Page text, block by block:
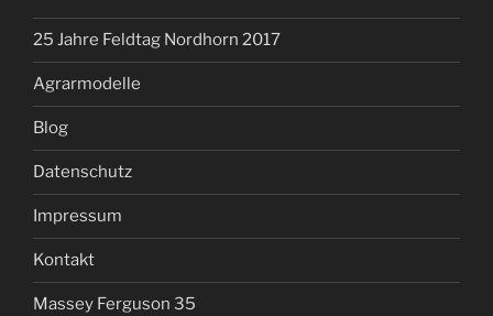
25 Jahre Feldtag Nordhorn 2017
Agrarmodelle
Blog
Datenschutz
Impressum
Kontakt
Massey Ferguson 35